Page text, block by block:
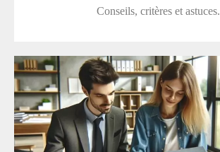
Conseils, critères et astuces.